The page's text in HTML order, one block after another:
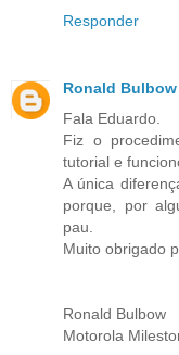
Responder
Ronald Bulbow
Fala Eduardo.
Fiz o
tutorial e
A única
porque, por
pau.
Muito obrigado
Ronald Bulbow
Motorola